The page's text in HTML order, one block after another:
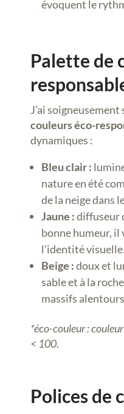
évoquent le
Palette de
J’ai
couleurs éco-
dynamiques :
Bleu clair :
nature en été
de la neige dans
Jaune :diffuseur
bonne humeur, il
l’identité visuelle.
Beige :doux et
sable et à la
massifs
*éco-couleur :
< 100.
Polices de